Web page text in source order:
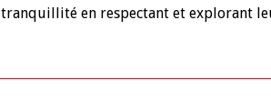
en respectant et explorant